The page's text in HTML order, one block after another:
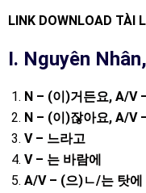
LINK DOWNLOAD TÀI
I. Nguyên
N – (이)거든요, A/V
N – (이)잖아요, A/V
V – 느라고
V – 는 바람에
A/V – (으)ㄴ/는 탓에